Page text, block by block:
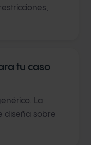
tu caso
La
diseña sobre